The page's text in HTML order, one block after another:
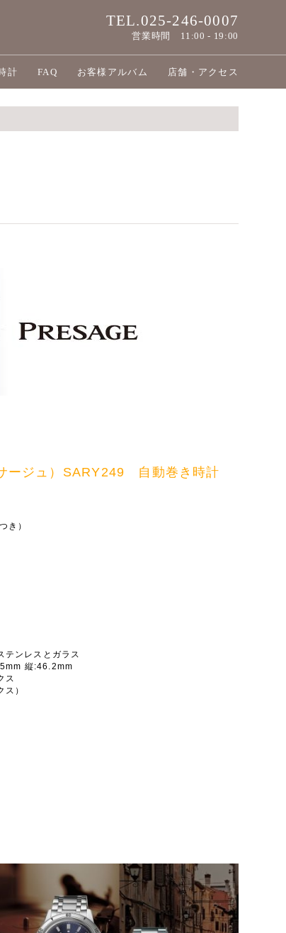
TEL.025-246-0007
営業時間 11:00 - 19:00
計 FAQ お客様アルバム 店舗・アクセス
ージュ）SARY249 自動巻き時計
き）
ンレスとガラス
縦:46.2mm
ス
）